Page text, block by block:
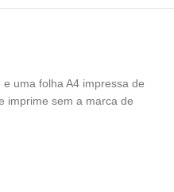
uma folha A4 impressa de
imprime sem a marca de